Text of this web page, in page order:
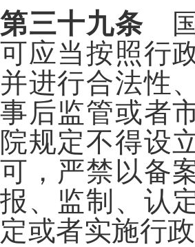
第三十九条 国
可应当按照行
并进行合法性
事后监管或者
院规定不得设
可，严禁以备
报、监制、认
定或者实施行政